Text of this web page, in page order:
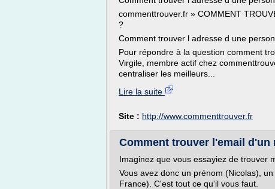
commenttrouver.fr » COMMENT
?
Comment trouver l adresse d une
Pour répondre à la question comment
Virgile, membre actif chez
centraliser les meilleurs...
Lire la suite
Site : http://www.commenttrouver.fr
Comment trouver l'email d'un
Imaginez que vous essayiez de trouver
Vous avez donc un prénom (Nicolas),
France). C'est tout ce qu'il vous faut.